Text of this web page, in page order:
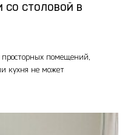
СО СТОЛОВОЙ В
просторных помещений,
кухня не может